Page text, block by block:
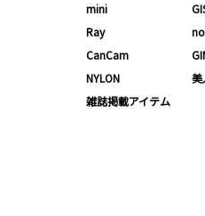
mini
Ray
CanCam
NYLON
美
雑誌掲載アイテム